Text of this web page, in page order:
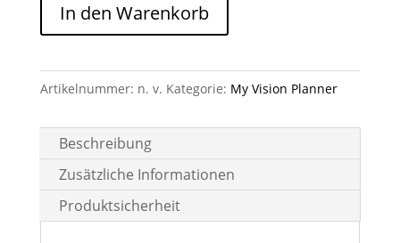
2026In den Warenkorb
Artikelnummer: n. v. Kategorie: My Vision Planner
Beschreibung
Zusätzliche Informationen
Produktsicherheit